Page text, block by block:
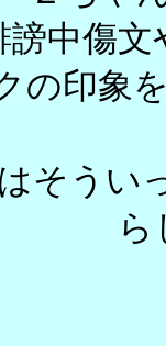
謗中傷
の印象
そうい